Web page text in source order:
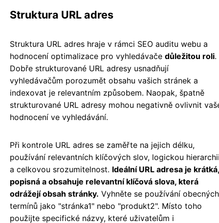
Struktura URL adres
Struktura URL adres hraje v rámci SEO auditu webu a
hodnocení optimalizace pro vyhledávače důležitou roli.
Dobře strukturované URL adresy usnadňují
vyhledávačům porozumět obsahu vašich stránek a
indexovat je relevantním způsobem. Naopak, špatně
strukturované URL adresy mohou negativně ovlivnit
hodnocení ve vyhledávání.
Při kontrole URL adres se zaměřte na jejich délku,
používání relevantních klíčových slov, logickou
a celkovou srozumitelnost. Ideální URL adresa je krátká,
popisná a obsahuje relevantní klíčová slova, která
odrážejí obsah stránky. Vyhněte se používání obecných
termínů jako "stránka1" nebo "produkt2". Místo toho
použijte specifické názvy, které uživatelům i